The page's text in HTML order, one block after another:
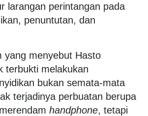
larangan perintangan pada
penuntutan, dan
yang menyebut Hasto
terbukti melakukan
bukan semata-mata
terjadinya perbuatan berupa
handphone, tetapi